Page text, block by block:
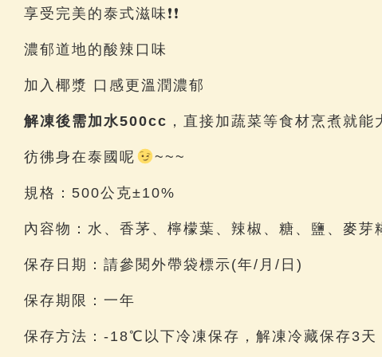
享受完美的泰式滋味❗❗
濃郁道地的酸辣口味
加入椰漿 口感更溫潤濃郁
解凍後需加水500cc ，直接加蔬菜等食材烹煮就能
彷彿身在泰國呢 ~~~
規格：500公克±10%
內容物：水、香茅、檸檬葉、辣椒、糖、鹽、麥
保存日期：請參閱外帶袋標示(年/月/日)
保存期限：一年
保存方法：-18℃以下冷凍保存，解凍冷藏保存3天